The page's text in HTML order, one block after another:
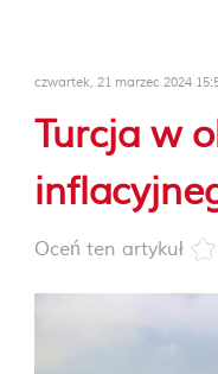
czwartek, 21 marzec 2024
Turcja w
Oceń ten artykuł